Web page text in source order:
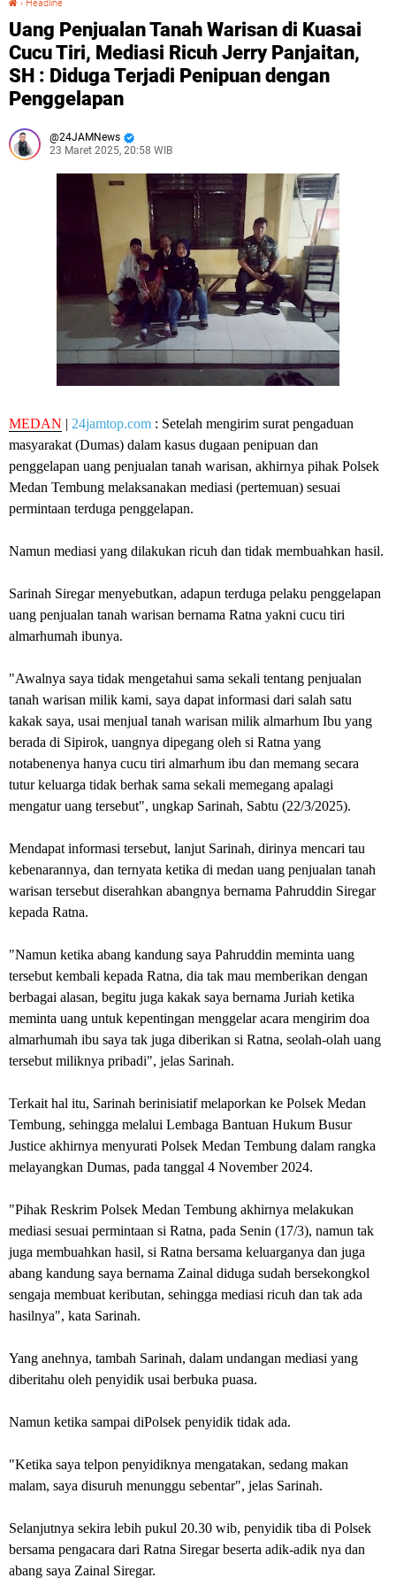
› Headline
Uang Penjualan Tanah Warisan di Kuasai
Cucu Tiri, Mediasi Ricuh Jerry Panjaitan,
SH : Diduga Terjadi Penipuan dengan
Penggelapan
24JAMNews
23 Maret 2025, 20:58 WIB
MEDAN | 24jamtop.com : Setelah mengirim surat pengaduan
masyarakat (Dumas) dalam kasus dugaan penipuan dan
penggelapan uang penjualan tanah warisan, akhirnya pihak Polsek
Medan Tembung melaksanakan mediasi (pertemuan) sesuai
permintaan terduga penggelapan.
Namun mediasi yang dilakukan ricuh dan tidak membuahkan hasil.
Sarinah Siregar menyebutkan, adapun terduga pelaku penggelapan
uang penjualan tanah warisan bernama Ratna yakni cucu tiri
almarhumah ibunya.
"Awalnya saya tidak mengetahui sama sekali tentang penjualan
tanah warisan milik kami, saya dapat informasi dari salah satu
kakak saya, usai menjual tanah warisan milik almarhum Ibu yang
berada di Sipirok, uangnya dipegang oleh si Ratna yang
notabenenya hanya cucu tiri almarhum ibu dan memang secara
tutur keluarga tidak berhak sama sekali memegang apalagi
mengatur uang tersebut", ungkap Sarinah, Sabtu (22/3/2025).
Mendapat informasi tersebut, lanjut Sarinah, dirinya mencari tau
kebenarannya, dan ternyata ketika di medan uang penjualan tanah
warisan tersebut diserahkan abangnya bernama Pahruddin Siregar
kepada Ratna.
"Namun ketika abang kandung saya Pahruddin meminta uang
tersebut kembali kepada Ratna, dia tak mau memberikan dengan
berbagai alasan, begitu juga kakak saya bernama Juriah ketika
meminta uang untuk kepentingan menggelar acara mengirim doa
almarhumah ibu saya tak juga diberikan si Ratna, seolah-olah uang
tersebut miliknya pribadi", jelas Sarinah.
Terkait hal itu, Sarinah berinisiatif melaporkan ke Polsek Medan
Tembung, sehingga melalui Lembaga Bantuan Hukum Busur
Justice akhirnya menyurati Polsek Medan Tembung dalam rangka
melayangkan Dumas, pada tanggal 4 November 2024.
"Pihak Reskrim Polsek Medan Tembung akhirnya melakukan
mediasi sesuai permintaan si Ratna, pada Senin (17/3), namun tak
juga membuahkan hasil, si Ratna bersama keluarganya dan juga
abang kandung saya bernama Zainal diduga sudah bersekongkol
sengaja membuat keributan, sehingga mediasi ricuh dan tak ada
hasilnya", kata Sarinah.
Yang anehnya, tambah Sarinah, dalam undangan mediasi yang
diberitahu oleh penyidik usai berbuka puasa.
Namun ketika sampai diPolsek penyidik tidak ada.
"Ketika saya telpon penyidiknya mengatakan, sedang makan
malam, saya disuruh menunggu sebentar", jelas Sarinah.
Selanjutnya sekira lebih pukul 20.30 wib, penyidik tiba di Polsek
bersama pengacara dari Ratna Siregar beserta adik-adik nya dan
abang saya Zainal Siregar.